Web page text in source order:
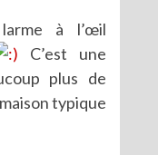
à l’œil
C’est une
plus de
typique